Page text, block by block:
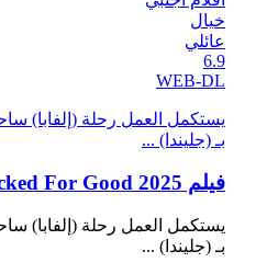
خيال
عائلي
6.9
WEB-DL
يستكمل العمل رحلة (إلفابا)
بـ (جليندا) ...
فيلم Wicked For Good 2025 مترجم HD
يستكمل العمل رحلة (إلفابا)
بـ (جليندا) ...